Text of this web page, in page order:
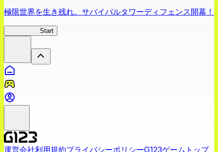
極限世界を生き残れ。サバイバルタワーディフェンス開幕！
Start
運営会社利用規約プライバシーポリシーG123ゲームトップ